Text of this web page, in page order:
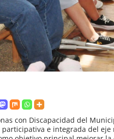
con Discapacidad del
e integrada del eje